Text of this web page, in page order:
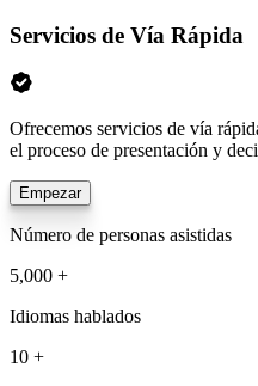
Servicios de Vía Rápida
Ofrecemos servicios de vía
el proceso de presentación y
Empezar
Número de personas asistidas
5,000 +
Idiomas hablados
10 +